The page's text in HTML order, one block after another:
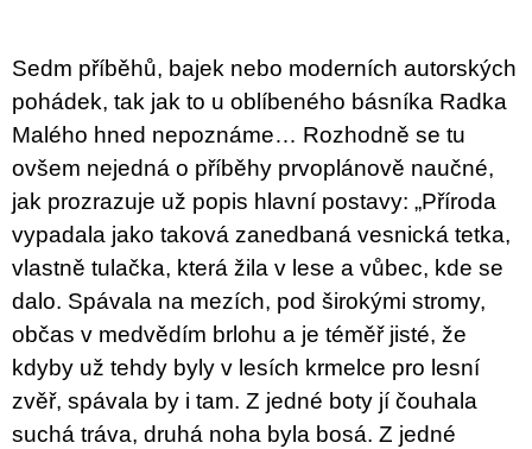
Sedm příběhů, bajek nebo moderních autorských
pohádek, tak jak to u oblíbeného básníka Radka
Malého hned nepoznáme… Rozhodně se tu
ovšem nejedná o příběhy prvoplánově naučné,
jak prozrazuje už popis hlavní postavy: „Příroda
vypadala jako taková zanedbaná vesnická tetka,
vlastně tulačka, která žila v lese a vůbec, kde se
dalo. Spávala na mezích, pod širokými stromy,
občas v medvědím brlohu a je téměř jisté, že
kdyby už tehdy byly v lesích krmelce pro lesní
zvěř, spávala by i tam. Z jedné boty jí čouhala
suchá tráva, druhá noha byla bosá. Z jedné
m
e
JMÉNO
Kč